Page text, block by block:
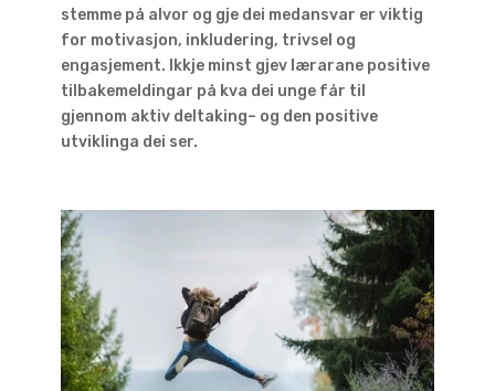
stemme på alvor og gje dei medansvar er viktig
for motivasjon, inkludering, trivsel og
engasjement. Ikkje minst gjev lærarane positive
tilbakemeldingar på kva dei unge får til
gjennom aktiv deltaking– og den positive
utviklinga dei ser.